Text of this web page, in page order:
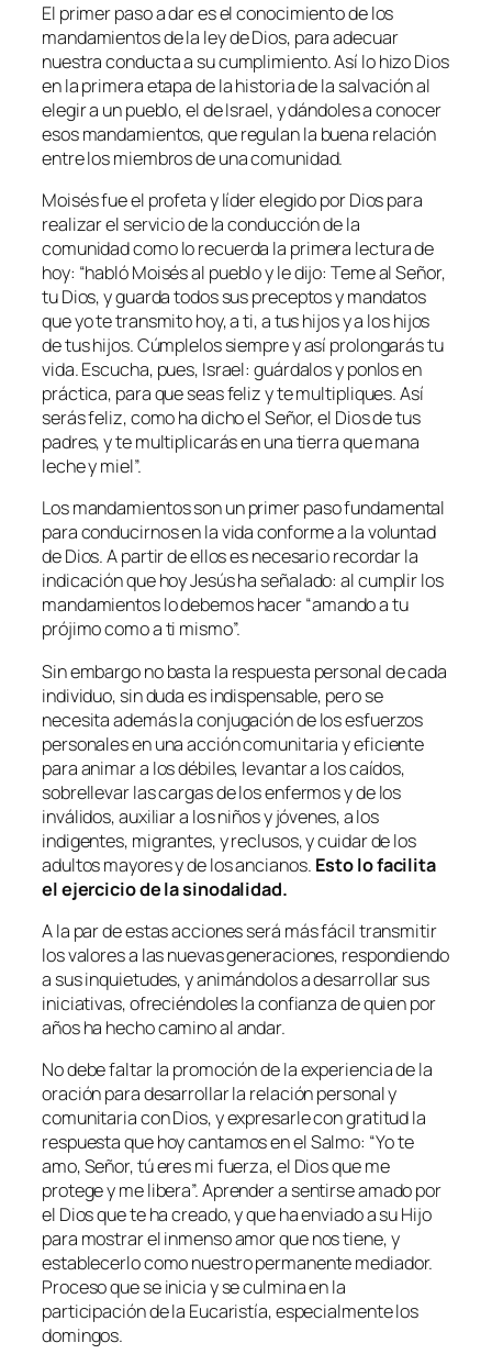
El primer paso a dar es el conocimiento de los
mandamientos de la ley de Dios, para adecuar
nuestra conducta a su cumplimiento. Así lo hizo Dios
en la primera etapa de la historia de la salvación al
elegir a un pueblo, el de Israel, y dándoles a conocer
esos mandamientos, que regulan la buena relación
entre los miembros de una comunidad.
Moisés fue el profeta y líder elegido por Dios para
realizar el servicio de la conducción de la
comunidad como lo recuerda la primera lectura de
hoy: “habló Moisés al pueblo y le dijo: Teme al Señor,
tu Dios, y guarda todos sus preceptos y mandatos
que yo te transmito hoy, a ti, a tus hijos y a los hijos
de tus hijos. Cúmplelos siempre y así prolongarás tu
vida. Escucha, pues, Israel: guárdalos y ponlos en
práctica, para que seas feliz y te multipliques. Así
serás feliz, como ha dicho el Señor, el Dios de tus
padres, y te multiplicarás en una tierra que mana
leche y miel”.
Los mandamientos son un primer paso fundamental
para conducirnos en la vida conforme a la voluntad
de Dios. A partir de ellos es necesario recordar la
indicación que hoy Jesús ha señalado: al cumplir los
mandamientos lo debemos hacer “amando a tu
prójimo como a ti mismo”.
Sin embargo no basta la respuesta personal de cada
individuo, sin duda es indispensable, pero se
necesita además la conjugación de los esfuerzos
personales en una acción comunitaria y eficiente
para animar a los débiles, levantar a los caídos,
sobrellevar las cargas de los enfermos y de los
inválidos, auxiliar a los niños y jóvenes, a los
indigentes, migrantes, y reclusos, y cuidar de los
adultos mayores y de los ancianos. Esto lo facilita
el ejercicio de la sinodalidad.
A la par de estas acciones será más fácil transmitir
los valores a las nuevas generaciones, respondiendo
a sus inquietudes, y animándolos a desarrollar sus
iniciativas, ofreciéndoles la confianza de quien por
años ha hecho camino al andar.
No debe faltar la promoción de la experiencia de la
oración para desarrollar la relación personal y
comunitaria con Dios, y expresarle con gratitud la
respuesta que hoy cantamos en el Salmo: “Yo te
amo, Señor, tú eres mi fuerza, el Dios que me
protege y me libera”. Aprender a sentirse amado por
el Dios que te ha creado, y que ha enviado a su Hijo
para mostrar el inmenso amor que nos tiene, y
establecerlo como nuestro permanente mediador.
Proceso que se inicia y se culmina en la
participación de la Eucaristía, especialmente los
domingos.